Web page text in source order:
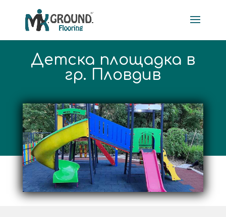
Детска площадка в
гр. Пловдив